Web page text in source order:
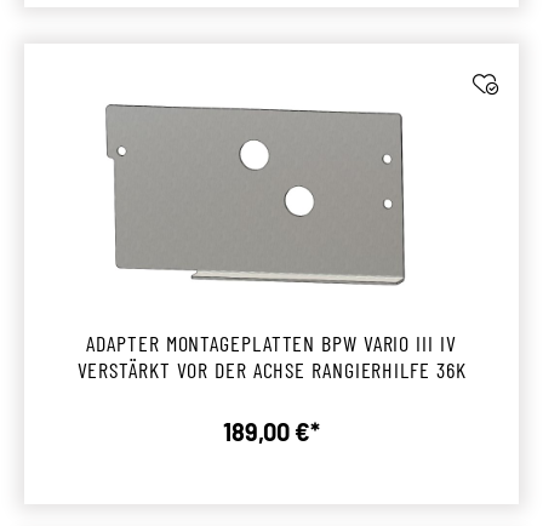
ADAPTER MONTAGEPLATTEN BPW VARIO III IV
VERSTÄRKT VOR DER ACHSE RANGIERHILFE 36K
Regulärer Preis:
189,00 €*